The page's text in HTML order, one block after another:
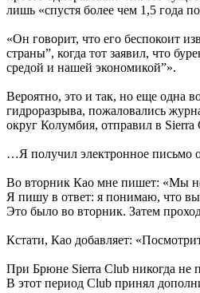
лишь «спустя более чем 1,5 года
«Он говорит, что его беспокоит
страны”, когда тот заявил, что
средой и нашей экономикой”».
Вероятно, это и так, но еще одна
гидроразрыва, пожаловались
округ Колумбия, отправил в
…Я получил электронное письмо
Во вторник Као мне пишет: «Мы не
Я пишу в ответ: я понимаю, что вы
Это было во вторник. Затем
Кстати, Као добавляет:
При Брюне Sierra Club никогда не
В этот период Club принял